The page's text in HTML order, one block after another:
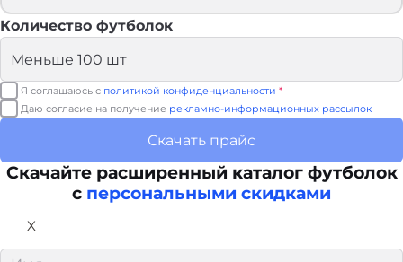
Количество футболок
Я соглашаюсь с политикой конфиденциальности *
Даю согласие на получение рекламно-информационных рассылок
Скачать прайс
Скачайте расширенный каталог футболок
с персональными скидками
X